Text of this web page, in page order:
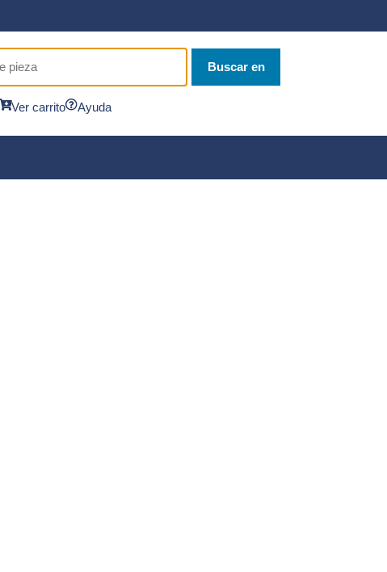
Buscar en
Ver carrito Ayuda